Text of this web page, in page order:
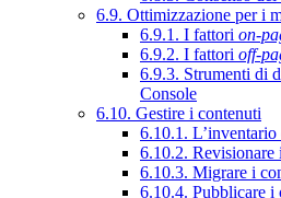
6.9. Ottimizzazione per i
6.9.1. I fattori on-
6.9.2. I fattori off-
6.9.3. Strumenti di
Console
6.10. Gestire i contenuti
6.10.1.
6.10.2. Revisionare
6.10.3. Migrare i
6.10.4. Pubblicare i